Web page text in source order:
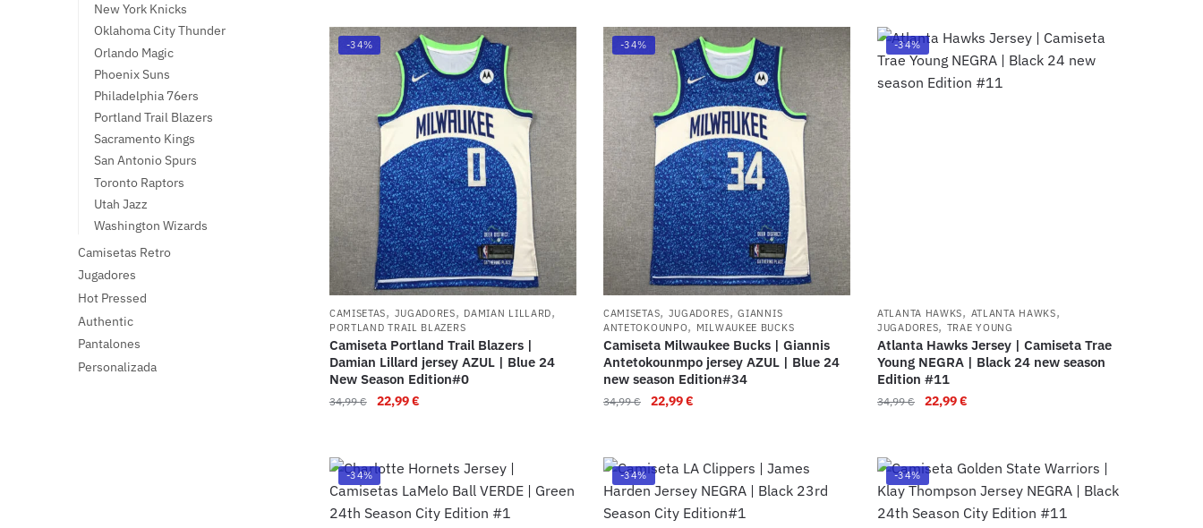
-34%
CAMISETAS, JUGADORES, DAMIAN LILLARD,
PORTLAND TRAIL BLAZERS
Camiseta Portland Trail Blazers |
Damian Lillard jersey AZUL | Blue 24
New Season Edition#0
34,99€ 22,99€
-34%
CAMISETAS, JUGADORES,GIANNIS
ANTETOKOUNPO, MILWAUKEE BUCKS
Camiseta Milwaukee Bucks | Giannis
Antetokounmpo jersey AZUL | Blue 24
new season Edition#34
34,99€ 22,99€
-34%
ATLANTA HAWKS, ATLANTA HAWKS,
JUGADORES, TRAE YOUNG
Atlanta Hawks Jersey | Camiseta Trae
Young NEGRA | Black 24 new season
Edition #11
34,99€ 22,99€
-34% -34% -34%
New York Knicks
Oklahoma City Thunder
Orlando Magic
Phoenix Suns
Philadelphia 76ers
Portland Trail Blazers
Sacramento Kings
San Antonio Spurs
Toronto Raptors
Utah Jazz
Washington Wizards
Camisetas Retro
Jugadores
Hot Pressed
Authentic
Pantalones
Personalizada